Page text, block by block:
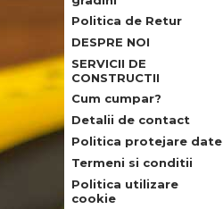
Politica de Retur
DESPRE NOI
SERVICII DE
CONSTRUCTII
Cum cumpar?
Detalii de contact
Politica protejare date
Termeni si conditii
Politica utilizare
cookie